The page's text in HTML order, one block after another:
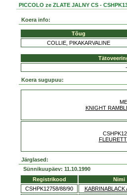
PICCOLO ze ZLATE JALNY CS -
Koera info:
Tõug
COLLIE, PIKAKARVALINE
-
Koera sugupuu:
KNIGHT
Järglased:
Sünnikuupäev: 11.10.1990
Registrikood
Nimi
CSHPK12758/88/90
KABRINABLACK